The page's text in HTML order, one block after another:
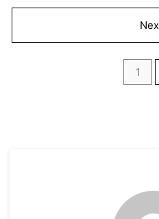
ました！ キス釣りでPEラインを
スは砂地に生息しており、水底に
いる魚になります。 初夏から秋
て、手軽に釣れるようになりま
1